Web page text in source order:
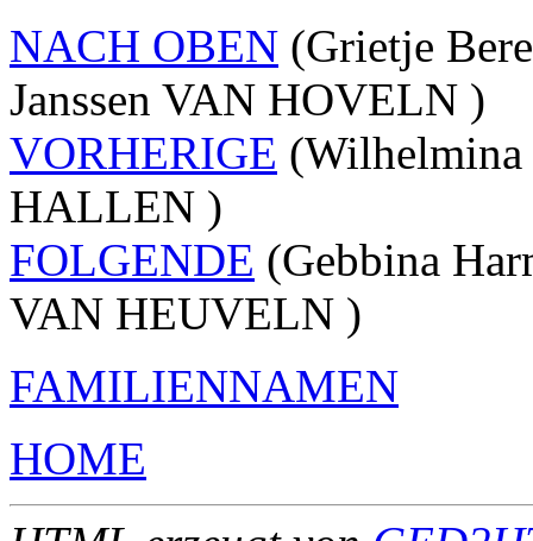
NACH OBEN (Grietje
Janssen VAN HOVELN )
VORHERIGE
HALLEN )
FOLGENDE (Gebbina
VAN HEUVELN )
FAMILIENNAMEN
HOME